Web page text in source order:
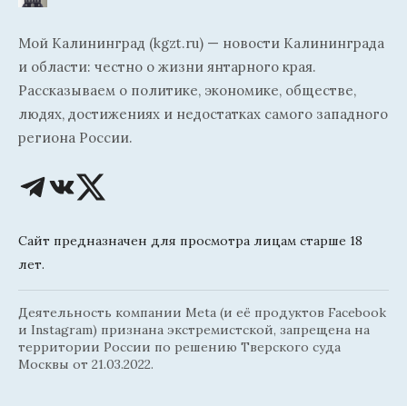
Мой Калининград (kgzt.ru) — новости Калининграда
и области: честно о жизни янтарного края.
Рассказываем о политике, экономике, обществе,
людях, достижениях и недостатках самого западного
региона России.
Сайт предназначен для просмотра лицам старше 18
лет.
Деятельность компании Meta (и её продуктов Facebook
и Instagram) признана экстремистской, запрещена на
территории России по решению Тверского суда
Москвы от 21.03.2022.